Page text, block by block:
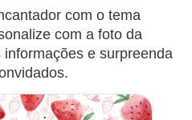
com o tema
com a foto da
e surpreenda